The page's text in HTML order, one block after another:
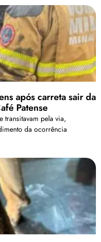
após carreta sair da
Patense
transitavam pela via,
da ocorrência